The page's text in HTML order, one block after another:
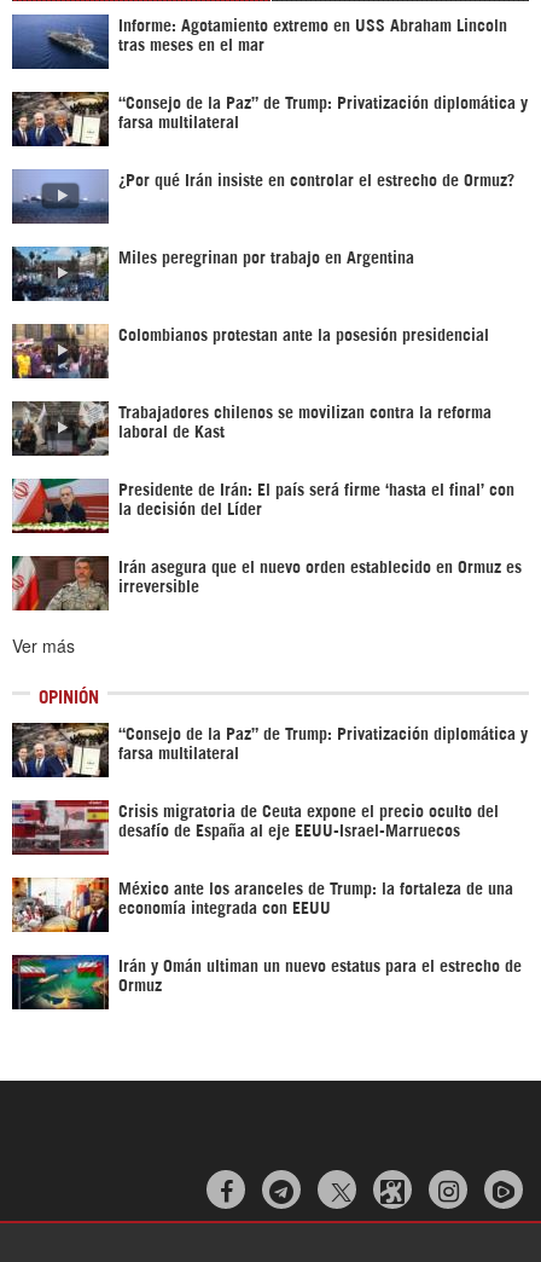
Informe: Agotamiento extremo en USS Abraham Lincoln
tras meses en el mar
“Consejo de la Paz” de Trump: Privatización diplomática y
farsa multilateral
¿Por qué Irán insiste en controlar el estrecho de Ormuz?
Miles peregrinan por trabajo en Argentina
Colombianos protestan ante la posesión presidencial
Trabajadores chilenos se movilizan contra la reforma
laboral de Kast
Presidente de Irán: El país será firme ‘hasta el final’ con
la decisión del Líder
Irán asegura que el nuevo orden establecido en Ormuz es
irreversible
Ver más
OPINIÓN
“Consejo de la Paz” de Trump: Privatización diplomática y
farsa multilateral
Crisis migratoria de Ceuta expone el precio oculto del
desafío de España al eje EEUU-Israel-Marruecos
México ante los aranceles de Trump: la fortaleza de una
economía integrada con EEUU
Irán y Omán ultiman un nuevo estatus para el estrecho de
Ormuz
  